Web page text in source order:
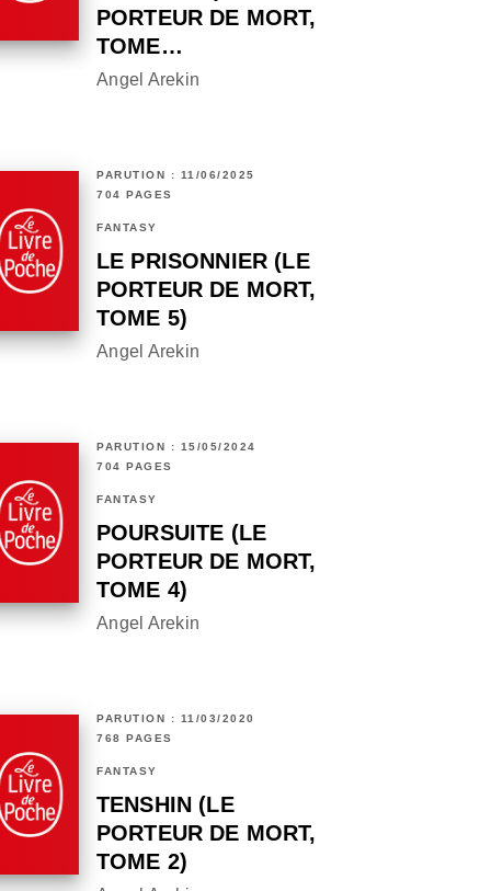
PORTEUR DE MORT,
TOME…
Angel Arekin
PARUTION : 11/06/2025
704 PAGES
FANTASY
LE PRISONNIER (LE
PORTEUR DE MORT,
TOME 5)
Angel Arekin
PARUTION : 15/05/2024
704 PAGES
FANTASY
POURSUITE (LE
PORTEUR DE MORT,
TOME 4)
Angel Arekin
PARUTION : 11/03/2020
768 PAGES
FANTASY
TENSHIN (LE
PORTEUR DE MORT,
TOME 2)